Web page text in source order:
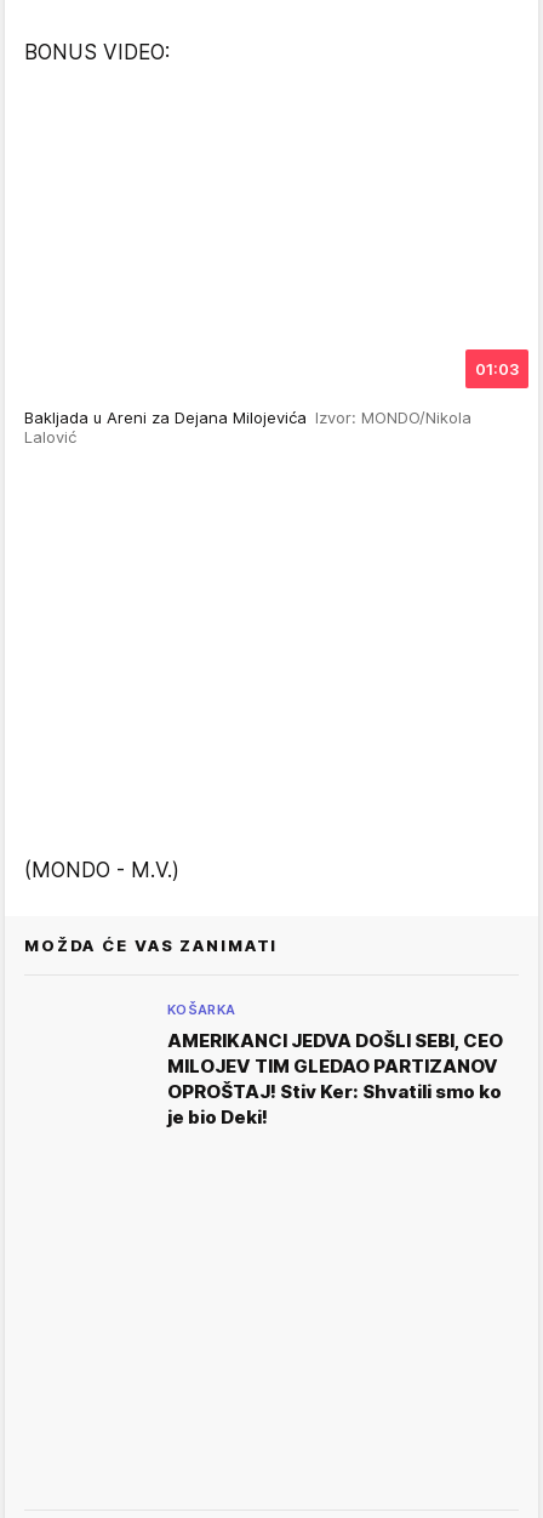
BONUS VIDEO:
01:03
Bakljada u Areni za Dejana Milojevića Izvor: MONDO/Nikola
Lalović
(MONDO - M.V.)
MOŽDA ĆE VAS ZANIMATI
KOŠARKA
AMERIKANCI JEDVA DOŠLI SEBI, CEO
MILOJEV TIM GLEDAO PARTIZANOV
OPROŠTAJ! Stiv Ker: Shvatili smo ko
je bio Deki!